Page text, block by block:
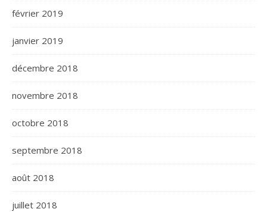
février 2019
janvier 2019
décembre 2018
novembre 2018
octobre 2018
septembre 2018
août 2018
juillet 2018